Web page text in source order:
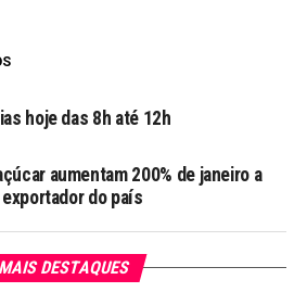
hoje das 8h até 12h
aumentam 200% de janeiro a
do país
MAIS DESTAQUES